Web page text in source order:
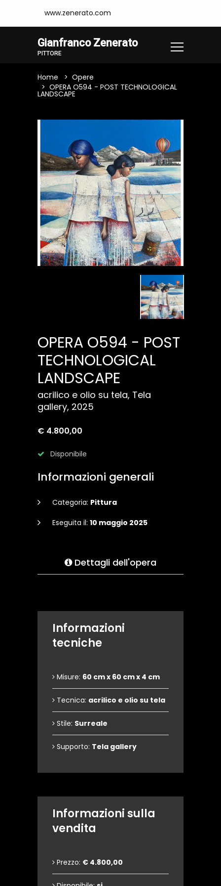
www.zenerato.com
Gianfranco Zenerato
PITTORE
Home
Opere
OPERA O594 - POST TECHNOLOGICAL
LANDSCAPE
OPERA O594 - POST
TECHNOLOGICAL
LANDSCAPE
acrilico e olio su tela, Tela
gallery, 2025
€ 4.800,00
Disponibile
Informazioni generali
Categoria: Pittura
Eseguita il: 10 maggio 2025
Dettagli dell'opera
Informazioni
tecniche
Misure: 60 cm x 60 cm x 4 cm
Tecnica: acrilico e olio su tela
Stile: Surreale
Supporto: Tela gallery
Informazioni sulla
vendita
Prezzo: € 4.800,00